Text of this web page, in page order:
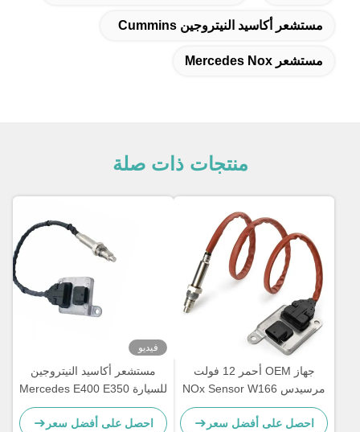
مستشعر أكاسيد النيتروجين Cummins
مستشعر Mercedes Nox
منتجات ذات صلة
جهاز OEM أحمر 12 فولت
مرسيدس NOx Sensor W166
W172 W205 W221 W212
C300
احصل على أفضل سعر
فيديو
مستشعر أكاسيد النيتروجين
للسيارة Mercedes E400 E350
12V 5WK96681C
A0009053403
احصل على أفضل سعر